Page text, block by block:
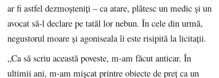
ar fi astfel dezmoșteniți – ca atare, plătesc un medic și un
avocat să-l declare pe tatăl lor nebun. În cele din urmă,
negustorul moare și agoniseala îi este risipită la licitații.
„Ca să scriu această poveste, m-am făcut anticar. În
ultimii ani, m-am mișcat printre obiecte de preț ca un